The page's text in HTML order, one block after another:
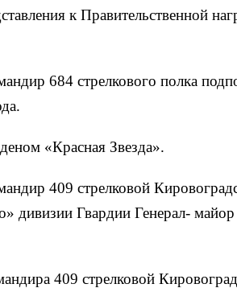
к Правительственной
684 стрелкового полка
«Красная Звезда».
409 стрелковой
дивизии Гвардии Генерал-
409 стрелковой